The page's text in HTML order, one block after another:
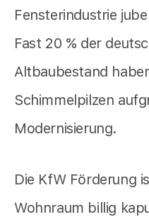
Fensterindustrie
Fast 20 % der
Altbaubestand
Schimmelpilzen
Modernisierung.
Die KfW Förderung
Wohnraum billig